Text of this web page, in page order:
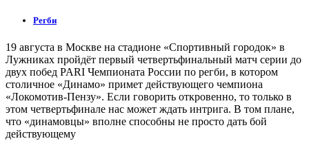
Регби
19 августа в Москве на стадионе «Спортивный городок» в
Лужниках пройдёт первый четвертьфинальный матч серии до
двух побед PARI Чемпионата России по регби, в котором
столичное «Динамо» примет действующего чемпиона
«Локомотив-Пензу». Если говорить откровенно, то только в
этом четвертьфинале нас может ждать интрига. В том плане,
что «динамовцы» вполне способны не просто дать бой
действующему